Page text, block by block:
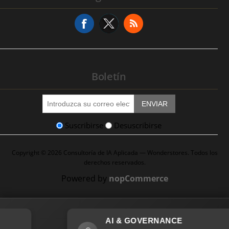
Solicitud de Servicio
Boletín
ENVIAR
Suscribirse Desuscribirse
Copyright © 2026 Consultoría de IA Aplicada — Wonderstores. Todos los
derechos reservados.
Powered by nopCommerce
AI & GOVERNANCE